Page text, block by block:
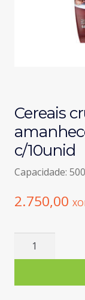
Cereais
c/10unid
Capacidade:
2.750,00
Quantidade
crunch